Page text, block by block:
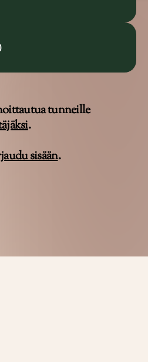
tunneille
.
sisään.